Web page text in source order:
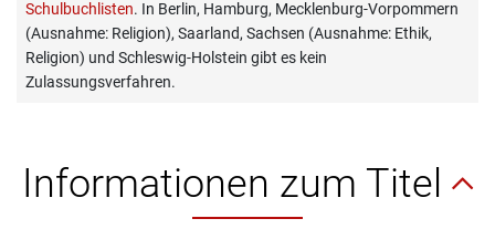
Schulbuchlisten. In Berlin, Hamburg, Mecklenburg-Vorpommern
(Ausnahme: Religion), Saarland, Sachsen (Ausnahme: Ethik,
Religion) und Schleswig-Holstein gibt es kein
Zulassungsverfahren.
Informationen zum Titel